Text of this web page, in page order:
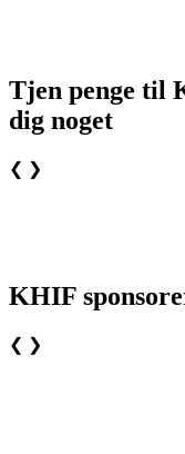
Tjen penge til
dig noget
❮ ❯
KHIF
❮ ❯